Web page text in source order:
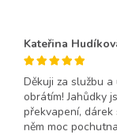
Kateřina
Děkuji za službu
obrátím! Jahůdky
překvapení, dárek
něm moc